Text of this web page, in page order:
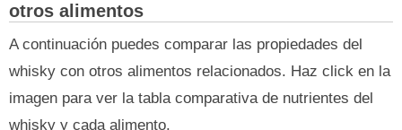
otros alimentos
A continuación puedes comparar las propiedades del
whisky con otros alimentos relacionados. Haz click en la
imagen para ver la tabla comparativa de nutrientes del
whisky y cada alimento.